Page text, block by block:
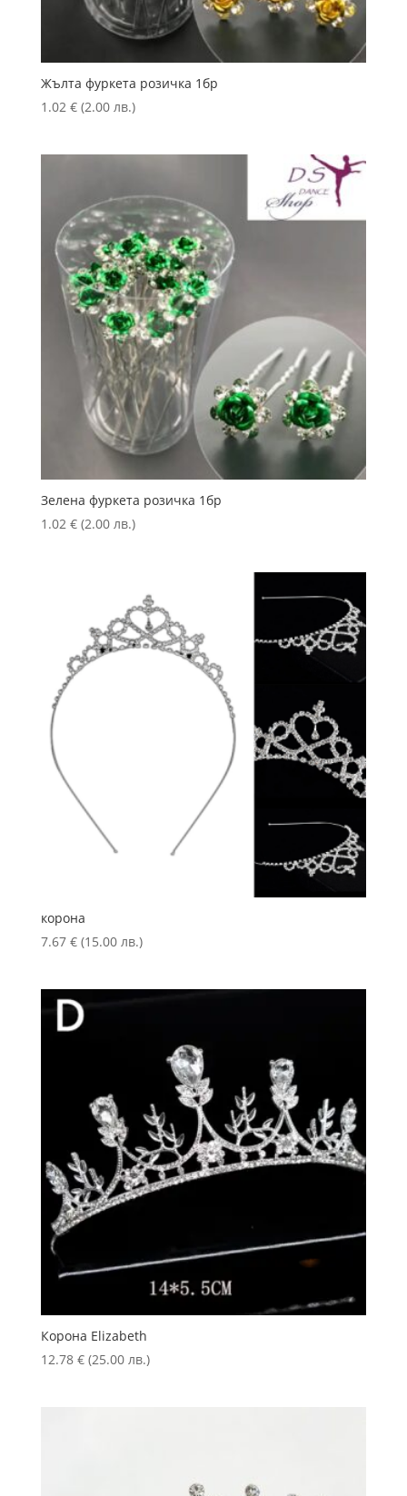
Жълта фуркета розичка 1бр
1.02 € (2.00 лв.)
Зелена фуркета розичка 1бр
1.02 € (2.00 лв.)
корона
7.67 € (15.00 лв.)
Корона Elizabeth
12.78 € (25.00 лв.)